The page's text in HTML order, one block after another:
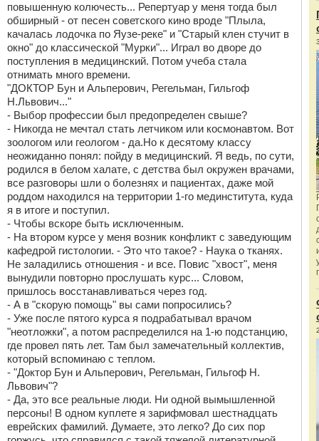
повышенную колючесть... Репертуар у меня тогда был
обширный - от песен советского кино вроде "Плыла,
качалась лодочка по Яузе-реке" и "Старый клен стучит в
окно" до классической "Мурки"... Играл во дворе до
поступления в медицинский. Потом учеба стала
отнимать много времени.
"ДОКТОР Бун и Альперович, Регельман, Гильгоф
Н.Львович..."
- Выбор профессии был предопределен свыше?
- Никогда не мечтал стать летчиком или космонавтом. Вот
зоологом или геологом - да.Но к десятому классу
неожиданно понял: пойду в медицинский. Я ведь, по сути,
родился в белом халате, с детства был окружен врачами,
все разговоры шли о болезнях и пациентах, даже мой
роддом находился на территории 1-го мединститута, куда
я в итоге и поступил.
- Чтобы вскоре быть исключенным.
- На втором курсе у меня возник конфликт с заведующим
кафедрой гистологии. - Это что такое? - Наука о тканях.
Не заладились отношения - и все. Повис "хвост", меня
вынудили повторно прослушать курс... Словом,
пришлось восстанавливаться через год.
- А в "скорую помощь" вы сами попросились?
- Уже после пятого курса я подрабатывал врачом
"неотложки", а потом распределился на 1-ю подстанцию,
где провел пять лет. Там был замечательный коллектив,
который вспоминаю с теплом.
- "Доктор Бун и Альперович, Регельман, Гильгоф Н.
Львович"?
- Да, это все реальные люди. Ни одной вымышленной
персоны! В одном куплете я зарифмовал шестнадцать
еврейских фамилий. Думаете, это легко? До сих пор